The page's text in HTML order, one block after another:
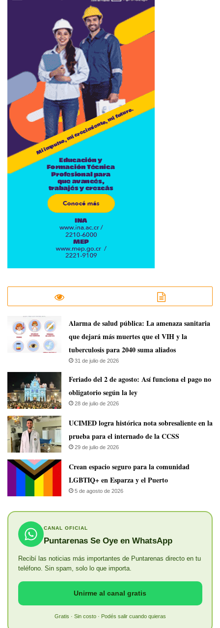
​Alarma de salud pública: La amenaza sanitaria
que dejará más muertes que el VIH y la
tuberculosis para 2040 suma aliados
31 de julio de 2026
Feriado del 2 de agosto: Así funciona el pago no
obligatorio según la ley
28 de julio de 2026
UCIMED logra histórica nota sobresaliente en la
prueba para el internado de la CCSS
29 de julio de 2026
Crean espacio seguro para la comunidad
LGBTIQ+ en Esparza y el Puerto
5 de agosto de 2026
CANAL OFICIAL
Puntarenas Se Oye en WhatsApp
Recibí las noticias más importantes de Puntarenas directo en tu
teléfono. Sin spam, solo lo que importa.
Unirme al canal gratis
Gratis · Sin costo · Podés salir cuando quieras